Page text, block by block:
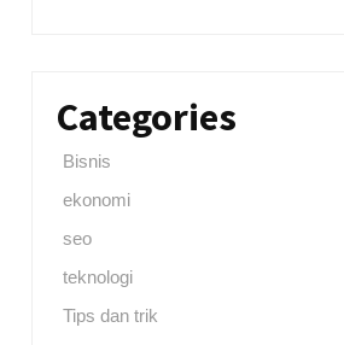
Categories
Bisnis
ekonomi
seo
teknologi
Tips dan trik